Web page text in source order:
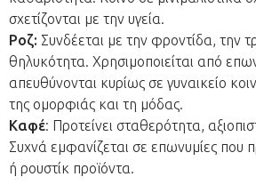
σχετίζονται με την υγεία.
Ροζ: Συνδέεται με την φροντίδα, την
θηλυκότητα. Χρησιμοποιείται από
απευθύνονται κυρίως σε γυναικείο
της ομορφιάς και τη μόδας.
Καφέ: Προτείνει σταθερότητα,
Συχνά εμφανίζεται σε επωνυμίες που
ή ρουστίκ προϊόντα.